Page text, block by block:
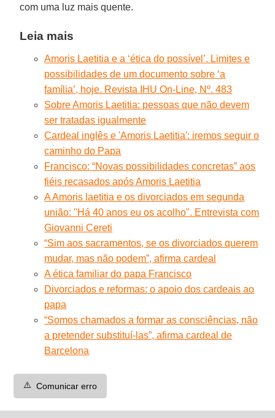
com uma luz mais quente.
Leia mais
Amoris Laetitia e a ‘ética do possível’. Limites e
possibilidades de um documento sobre ‘a
família’, hoje. Revista IHU On-Line, Nº. 483
Sobre Amoris Laetitia: pessoas que não devem
ser tratadas igualmente
Cardeal inglês e 'Amoris Laetitia': iremos seguir o
caminho do Papa
Francisco: “Novas possibilidades concretas” aos
fiéis recasados após Amoris Laetitia
A Amoris laetitia e os divorciados em segunda
união: "Há 40 anos eu os acolho". Entrevista com
Giovanni Cereti
“Sim aos sacramentos, se os divorciados querem
mudar, mas não podem”, afirma cardeal
A ética familiar do papa Francisco
Divorciados e reformas: o apoio dos cardeais ao
papa
“Somos chamados a formar as consciências, não
a pretender substituí-las”, afirma cardeal de
Barcelona
⚠️ Comunicar erro